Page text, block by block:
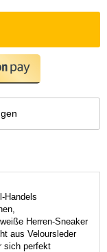
Handels
Herren-Sneaker
aus Veloursleder
sich perfekt